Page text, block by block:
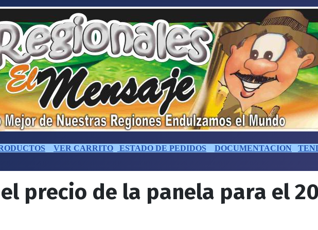
VER CARRITO ESTADO DE PEDIDOS DOCUMENTACION
precio de la panela para el